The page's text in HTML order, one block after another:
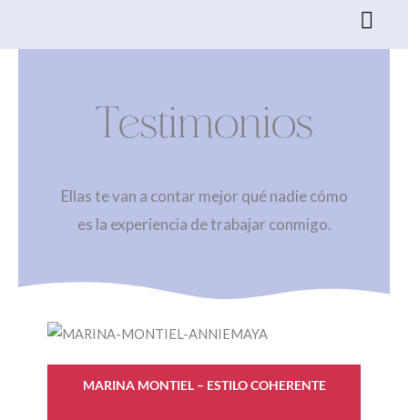
Testimonios
Ellas te van a contar mejor qué nadie cómo
es la experiencia de trabajar conmigo.
MARINA MONTIEL – ESTILO COHERENTE